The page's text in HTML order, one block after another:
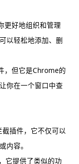
更好地组织和管理
以轻松地添加、删
，但它是Chrome的
你在一个窗口中查
插件，它不仅可以
内容。
它提供了类似的功